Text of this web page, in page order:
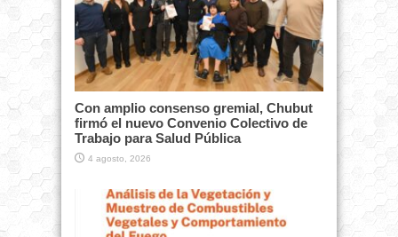
Con amplio consenso gremial, Chubut
firmó el nuevo Convenio Colectivo de
Trabajo para Salud Pública
4 agosto, 2026